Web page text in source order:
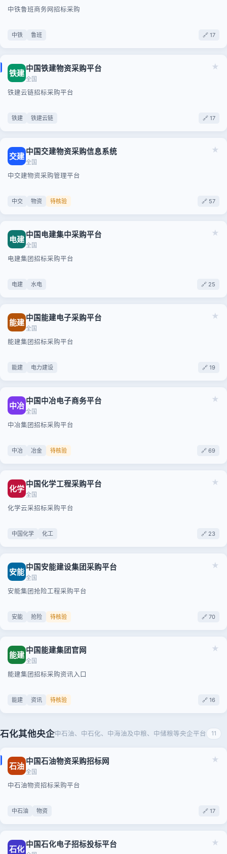
中铁鲁班商务网招标采购
中铁 鲁班 🔗 17
★
铁建 中国铁建物资采购平台
全国
铁建云链招标采购平台
铁建 铁建云链 🔗 17
★
交建 中国交建物资采购信息系统
全国
中交建物资采购管理平台
中交 物资 待核验 🔗 57
★
电建 中国电建集中采购平台
全国
电建集团招标采购平台
电建 水电 🔗 25
★
能建 中国能建电子采购平台
全国
能建集团招标采购平台
能建 电力建设 🔗 19
★
中冶 中国中冶电子商务平台
全国
中冶集团招标采购平台
中冶 冶金 待核验 🔗 69
★
化学 中国化学工程采购平台
全国
化学云采招标采购平台
中国化学 化工 🔗 23
★
安能 中国安能建设集团采购平台
全国
安能集团抢险工程采购平台
安能 抢险 待核验 🔗 70
★
能建 中国能建集团官网
全国
能建集团招标采购资讯入口
能建 资讯 待核验 🔗 16
石化其他央企中石油、中石化、中海油及中粮、中储粮等央企平台 11
★
石油 中国石油物资采购招标网
全国
中石油物资招标采购平台
中石油 物资 🔗 17
★
石化 中国石化电子招标投标平台